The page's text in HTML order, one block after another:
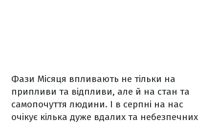
Фази Місяця впливають не тільки на
припливи та відпливи, але й на стан та
самопочуття людини. І в серпні на нас
очікує кілька дуже вдалих та небезпечних